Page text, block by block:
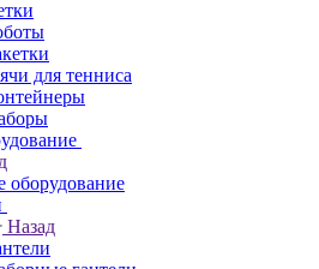
для тенниса
оборудование
Назад